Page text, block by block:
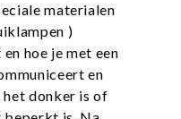
materialen
)
hoe je met een
en
donker is of